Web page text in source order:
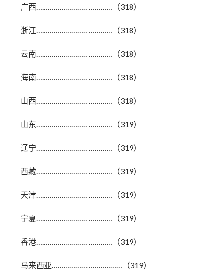
广西…………………………………（318）
浙江…………………………………（318）
云南…………………………………（318）
海南…………………………………（318）
山西…………………………………（318）
山东…………………………………（319）
辽宁…………………………………（319）
西藏…………………………………（319）
天津…………………………………（319）
宁夏…………………………………（319）
香港…………………………………（319）
马来西亚………………………………（319）